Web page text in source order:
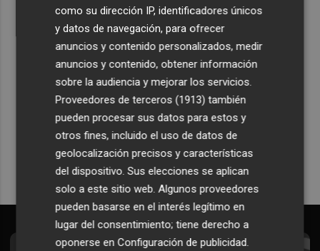
Recibe toda la actualidad de
Plaza Podcast en tu correo
Quiero suscribirme
como su dirección IP, identificadores únicos
y datos de navegación, para ofrecer
anuncios y contenido personalizados, medir
anuncios y contenido, obtener información
sobre la audiencia y mejorar los servicios.
Proveedores de terceros (1913) también
pueden procesar sus datos para estos y
otros fines, incluido el uso de datos de
geolocalización precisos y características
del dispositivo. Sus elecciones se aplican
solo a este sitio web. Algunos proveedores
pueden basarse en el interés legítimo en
lugar del consentimiento; tiene derecho a
oponerse enConfiguración de publicidad.